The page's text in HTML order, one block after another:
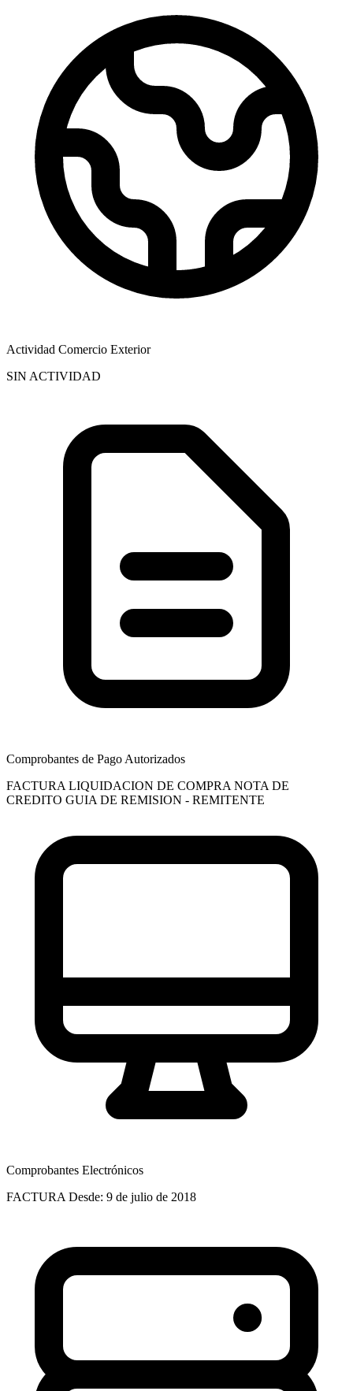
Actividad Comercio Exterior
SIN ACTIVIDAD
Comprobantes de Pago Autorizados
FACTURA LIQUIDACION DE COMPRA NOTA DE
CREDITO GUIA DE REMISION - REMITENTE
Comprobantes Electrónicos
FACTURA Desde: 9 de julio de 2018